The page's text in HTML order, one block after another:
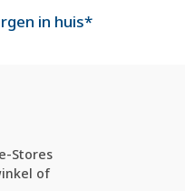
in huis*
Stores
of